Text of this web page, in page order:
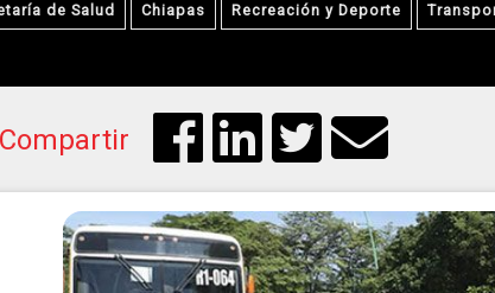
de Salud Chiapas Recreación y Deporte
Compartir